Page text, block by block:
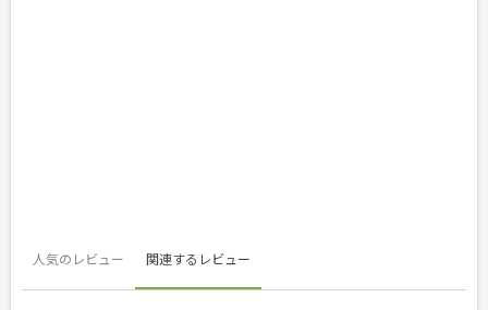
人気のレビュー 関連するレビュー